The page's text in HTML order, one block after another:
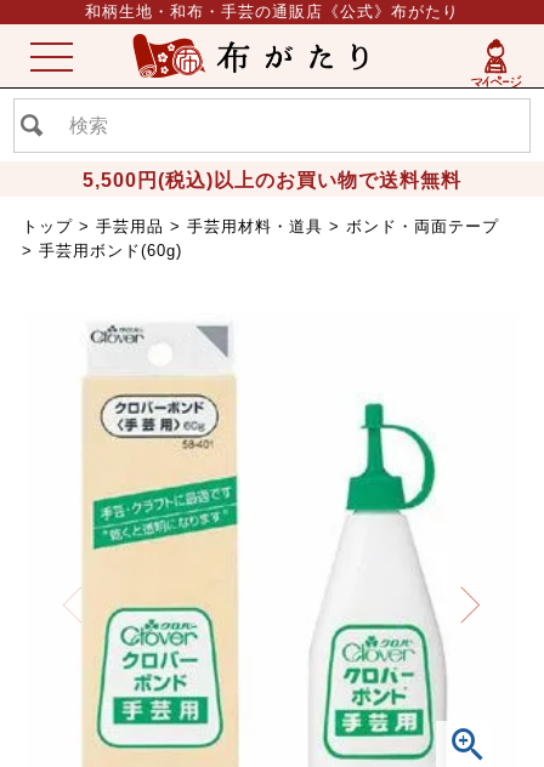
和柄生地・和布・手芸の通販店《公式》布がたり
5,500円(税込)以上のお買い物で送料無料
ME
NU
トップ 手芸用品 手芸用材料・道具
ボンド・両面テープ
手芸用ボンド(60g)